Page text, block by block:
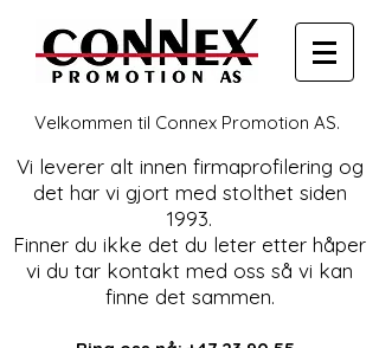
Velkommen til Connex Promotion AS.
Vi leverer alt innen firmaprofilering og
det har vi gjort med stolthet siden
1993.
Finner du ikke det du leter etter håper
vi du tar kontakt med oss så vi kan
finne det sammen.